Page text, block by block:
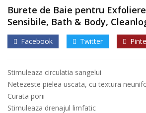
Burete de Baie pentru
Sensibile, Bath & Body,
Facebook Twitter
Stimuleaza circulatia sangelui
Netezeste pielea uscata, cu textura
Curata porii
Stimuleaza drenajul limfatic